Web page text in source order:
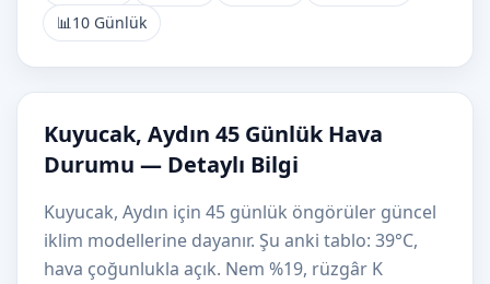
📊10 Günlük
Kuyucak, Aydın 45 Günlük Hava
Durumu — Detaylı Bilgi
Kuyucak, Aydın için 45 günlük öngörüler güncel
iklim modellerine dayanır. Şu anki tablo: 39°C,
hava çoğunlukla açık. Nem %19, rüzgâr K